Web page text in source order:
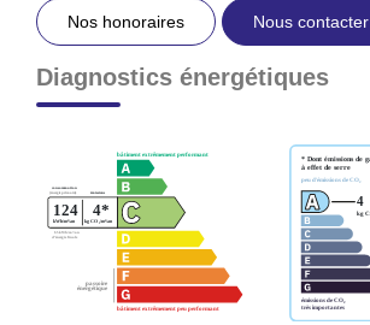
Nos honoraires Nous contacter
Diagnostics énergétiques